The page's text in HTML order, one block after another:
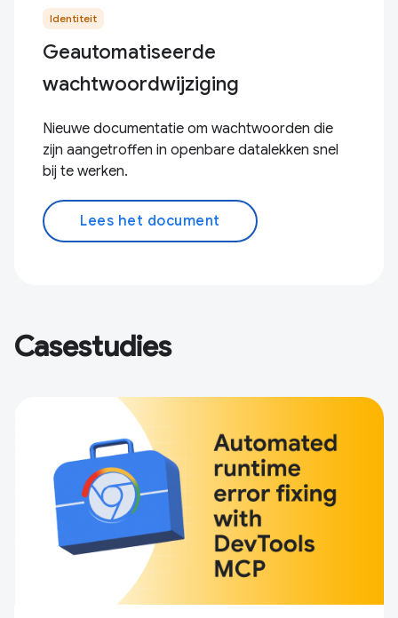
Identiteit
Geautomatiseerde
wachtwoordwijziging
Nieuwe documentatie om wachtwoorden die
zijn aangetroffen in openbare datalekken snel
bij te werken.
Lees het document
Casestudies